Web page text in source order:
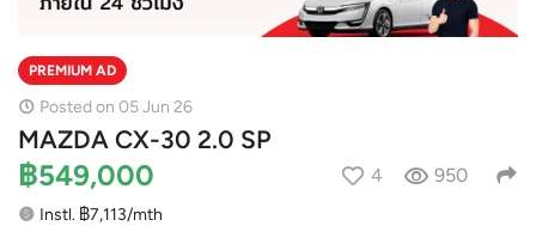
PREMIUM AD
Posted on 05 Jun 26
MAZDA CX-30 2.0 SP
฿549,000 4 950
Instl. ฿7,113/mth